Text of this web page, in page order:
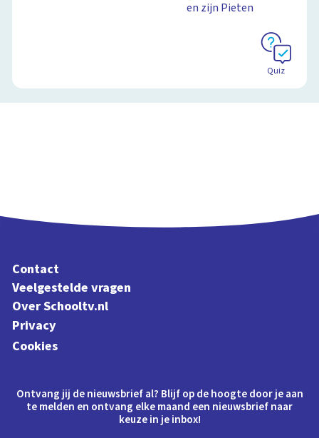
en zijn Pieten
Quiz
Contact
Veelgestelde vragen
Over Schooltv.nl
Privacy
Cookies
Ontvang jij de nieuwsbrief al? Blijf op de hoogte door je aan
te melden en ontvang elke maand een nieuwsbrief naar
keuze in je inbox!